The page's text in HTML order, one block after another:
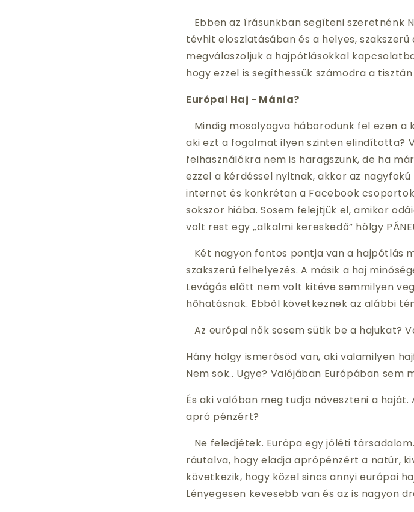
Ebben az írásunkban segíteni szeretnénk
tévhit eloszlatásában és a helyes,
megválaszoljuk a hajpótlásokkal
hogy ezzel is segíthessük számodra a
Európai Haj - Mánia?
Mindig mosolyogva háborodunk fel ezen a
aki ezt a fogalmat ilyen szinten elindította?
felhasználókra nem is haragszunk, de ha
ezzel a kérdéssel nyitnak, akkor az
internet és konkrétan a Facebook
sokszor hiába. Sosem felejtjük el, amikor
volt rest egy „alkalmi kereskedő” hölgy
Két nagyon fontos pontja van a hajpótlás
szakszerű felhelyezés. A másik a haj
Levágás előtt nem volt kitéve semmilyen
hőhatásnak. Ebből következnek az alábbi
Az európai nők sosem sütik be a hajukat?
Hány hölgy ismerősöd van, aki valamilyen
Nem sok.. Ugye? Valójában Európában sem
És aki valóban meg tudja növeszteni a
apró pénzért?
Ne feledjétek. Európa egy jóléti
ráutalva, hogy eladja aprópénzért a natúr,
következik, hogy közel sincs annyi európai
Lényegesen kevesebb van és az is nagyon